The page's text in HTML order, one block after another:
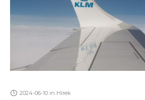
2024-06-10 in Hírek